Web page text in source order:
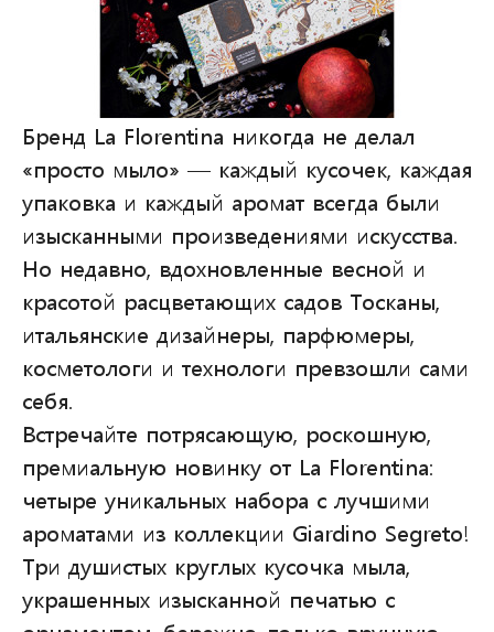
Бренд La Florentina никогда не делал
«просто мыло» — каждый кусочек, каждая
упаковка и каждый аромат всегда были
изысканными произведениями искусства.
Но недавно, вдохновленные весной и
красотой расцветающих садов Тосканы,
итальянские дизайнеры, парфюмеры,
косметологи и технологи превзошли сами
себя.
Встречайте потрясающую, роскошную,
премиальную новинку от La Florentina:
четыре уникальных набора с лучшими
ароматами из коллекции Giardino Segreto!
Три душистых круглых кусочка мыла,
украшенных изысканной печатью с